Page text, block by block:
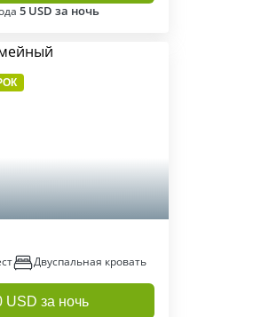
5 USD за ночь
Двуспальная кровать
USD за ночь